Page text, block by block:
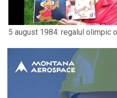
5 august 1984: regalul olimpic